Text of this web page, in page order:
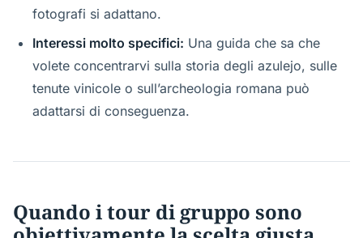
fotografi si adattano.
Interessi molto specifici: Una guida che sa che
volete concentrarvi sulla storia degli azulejo, sulle
tenute vinicole o sull’archeologia romana può
adattarsi di conseguenza.
Quando i tour di gruppo sono